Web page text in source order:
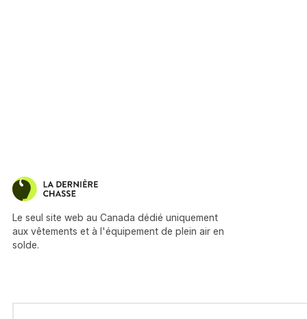
Le seul site web au Canada dédié uniquement
aux vêtements et à l'équipement de plein air en
solde.